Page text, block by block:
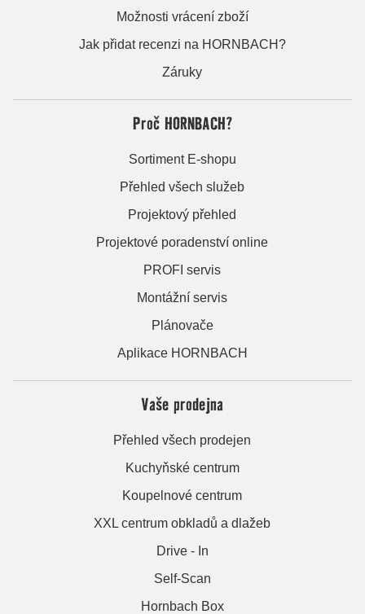
Možnosti vrácení zboží
Jak přidat recenzi na HORNBACH?
Záruky
Proč HORNBACH?
Sortiment E-shopu
Přehled všech služeb
Projektový přehled
Projektové poradenství online
PROFI servis
Montážní servis
Plánovače
Aplikace HORNBACH
Vaše prodejna
Přehled všech prodejen
Kuchyňské centrum
Koupelnové centrum
XXL centrum obkladů a dlažeb
Drive - In
Self-Scan
Hornbach Box